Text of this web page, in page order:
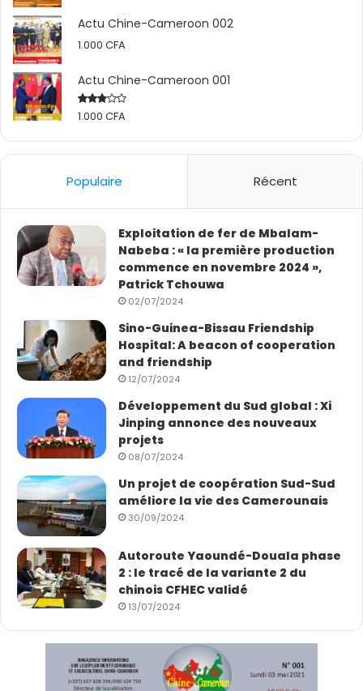
Actu Chine-Cameroon 002
1.000 CFA
Actu Chine-Cameroon 001
Rated
1.000 CFA
Populaire Récent
Exploitation de fer de Mbalam-
Nabeba : « la première production
commence en novembre 2024 »,
Patrick Tchouwa
02/07/2024
Sino-Guinea-Bissau Friendship
Hospital: A beacon of cooperation
and friendship
12/07/2024
Développement du Sud global : Xi
Jinping annonce des nouveaux
projets
08/07/2024
Un projet de coopération Sud-Sud
améliore la vie des Camerounais
30/09/2024
Autoroute Yaoundé-Douala phase
2 : le tracé de la variante 2 du
chinois CFHEC validé
13/07/2024